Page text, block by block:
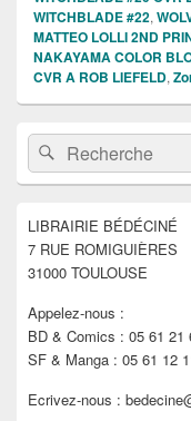
WITCHBLADE #22,
MATTEO LOLLI 2ND
NAKAYAMA COLOR
CVR A ROB LIEFELD,
Zone
principale
de
widget
barre
latérale
Recherche :Rechercher
LIBRAIRIE BÉDÉCINÉ
7 RUE ROMIGUIÈRES
31000 TOULOUSE
Appelez-nous :
BD & Comics : 05 61 21
SF & Manga : 05 61 12
Ecrivez-nous :